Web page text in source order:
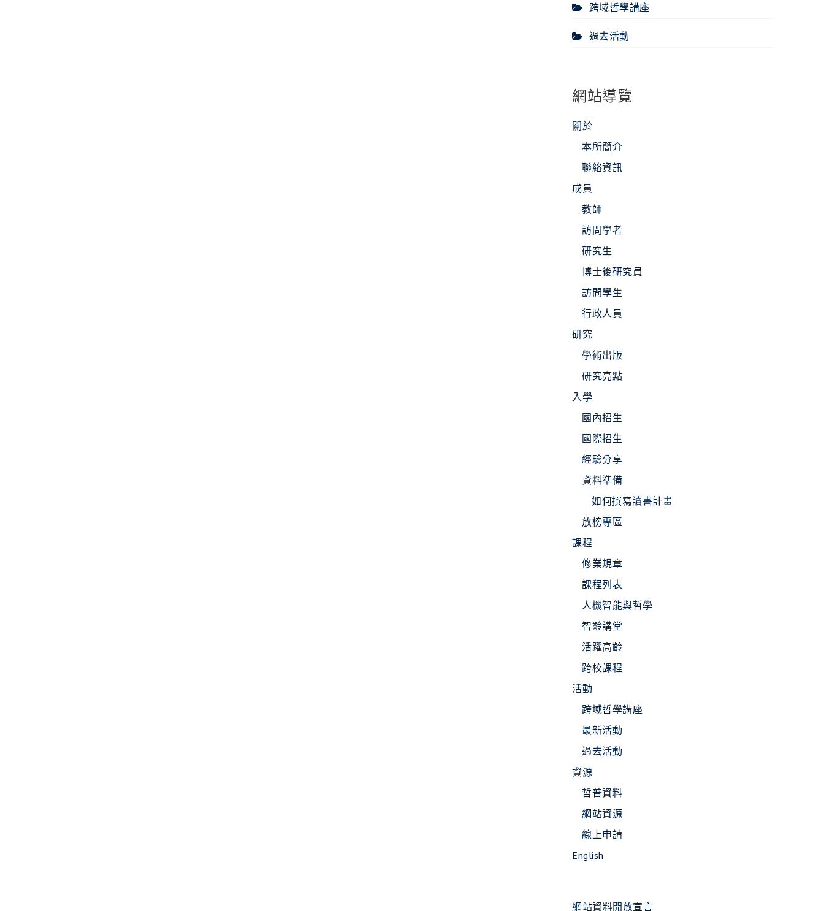
跨域哲學講座
過去活動
網站導覽
關於
本所簡介
聯絡資訊
成員
教師
訪問學者
研究生
博士後研究員
訪問學生
行政人員
研究
學術出版
研究亮點
入學
國內招生
國際招生
經驗分享
資料準備
如何撰寫讀書計畫
放榜專區
課程
修業規章
課程列表
人機智能與哲學
智齡講堂
活躍高齡
跨校課程
活動
跨域哲學講座
最新活動
過去活動
資源
哲普資料
網站資源
線上申請
English
網站資料開放宣言